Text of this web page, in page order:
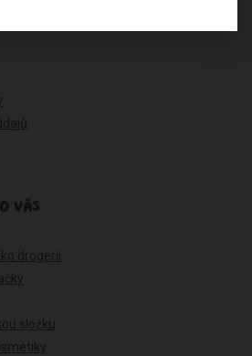
VÁS
drogerii
složku